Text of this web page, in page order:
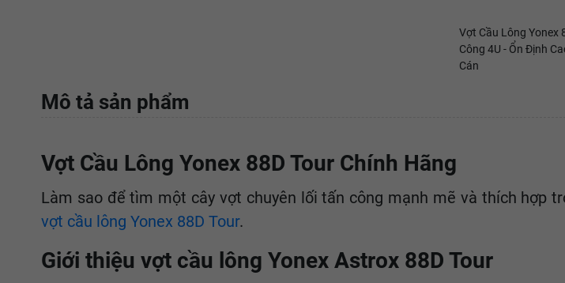
Vợt Cầu Lông Yonex
Công 4U - Ổn Định
Cán
Mô tả sản phẩm
Vợt Cầu Lông Yonex 88D Tour Chính Hãng
Làm sao để tìm một cây vợt chuyên lối tấn công mạnh mẽ và thích hợp
vợt cầu lông Yonex 88D Tour.
Giới thiệu vợt cầu lông Yonex Astrox 88D Tour